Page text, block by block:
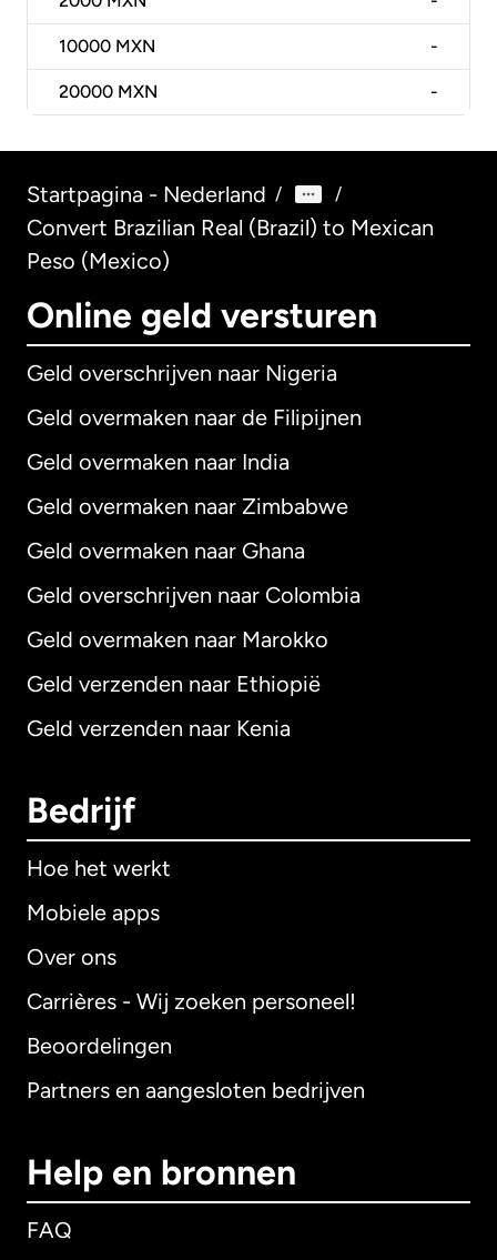
10000 MXN -
20000 MXN -
Startpagina - Nederland / /
Convert Brazilian Real (Brazil) to Mexican
Peso (Mexico)
Online geld versturen
Geld overschrijven naar Nigeria
Geld overmaken naar de Filipijnen
Geld overmaken naar India
Geld overmaken naar Zimbabwe
Geld overmaken naar Ghana
Geld overschrijven naar Colombia
Geld overmaken naar Marokko
Geld verzenden naar Ethiopië
Geld verzenden naar Kenia
Bedrijf
Hoe het werkt
Mobiele apps
Over ons
Carrières - Wij zoeken personeel!
Beoordelingen
Partners en aangesloten bedrijven
Help en bronnen
FAQ